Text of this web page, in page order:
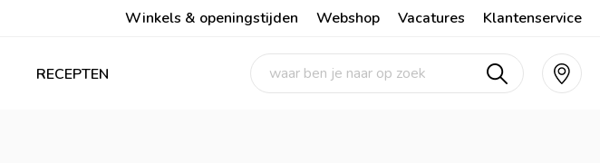
Winkels & openingstijden Webshop Vacatures Klantenservice
RECEPTEN